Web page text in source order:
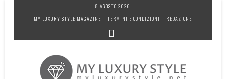
8 AGOSTO 2026
MY LUXURY STYLE MAGAZINE
TERMINI E CONDIZIONI REDAZIONE